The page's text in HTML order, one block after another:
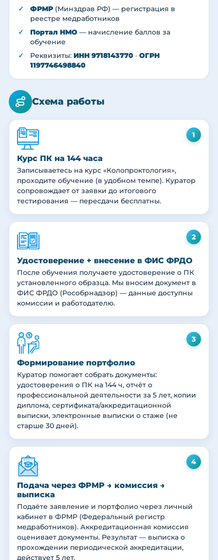
ФРМР (Минздрав РФ) — регистрация в
реестре медработников
Портал НМО — начисление баллов за
обучение
Реквизиты: ИНН 9718143770 · ОГРН
1197746498840
Схема работы
1
Курс ПК на 144 часа
Записываетесь на курс «Колопроктология»,
проходите обучение (в удобном темпе). Куратор
сопровождает от заявки до итогового
тестирования — пересдачи бесплатны.
2
Удостоверение + внесение в ФИС ФРДО
После обучения получаете удостоверение о ПК
установленного образца. Мы вносим документ в
ФИС ФРДО (Рособрнадзор) — данные доступны
комиссии и работодателю.
3
Формирование портфолио
Куратор помогает собрать документы:
удостоверения о ПК на 144 ч, отчёт о
профессиональной деятельности за 5 лет, копии
диплома, сертификата/аккредитационной
выписки, электронные выписки о стаже (не
старше 30 дней).
4
Подача через ФРМР → комиссия →
выписка
Подаёте заявление и портфолио через личный
кабинет в ФРМР (Федеральный регистр
медработников). Аккредитационная комиссия
оценивает документы. Результат — выписка о
прохождении периодической аккредитации,
действует 5 лет.